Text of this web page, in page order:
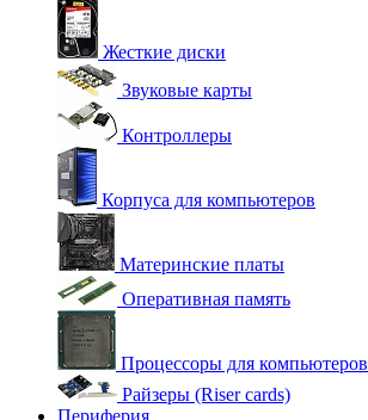
Жесткие диски
Звуковые карты
Контроллеры
Корпуса для компьютеров
Материнские платы
Оперативная память
Процессоры для компьютеров
Райзеры (Riser cards)
Периферия